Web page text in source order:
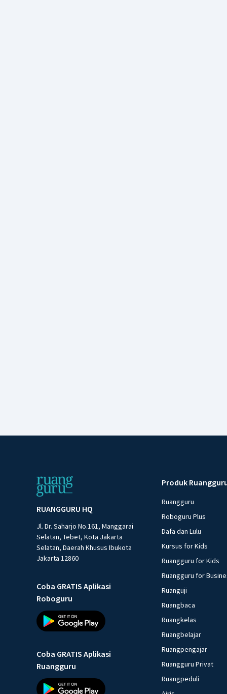
RUANGGURU HQ
Jl. Dr. Saharjo No.161, Manggarai
Selatan, Tebet, Kota Jakarta
Selatan, Daerah Khusus Ibukota
Jakarta 12860
Coba GRATIS Aplikasi
Roboguru
Coba GRATIS Aplikasi
Ruangguru
Produk
Ruangguru
Roboguru Plus
Dafa dan Lulu
Kursus for Kids
Ruangguru for Kids
Ruangguru for
Ruanguji
Ruangbaca
Ruangkelas
Ruangbelajar
Ruangpengajar
Ruangguru Privat
Ruangpeduli